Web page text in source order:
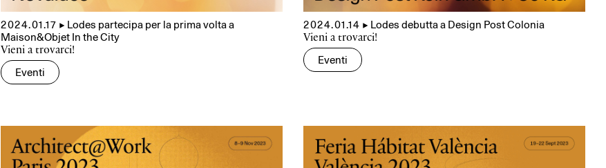
2024.01.17 ▲ Lodes partecipa per la prima volta a
Maison&Objet In the City
Vieni a trovarci!
Eventi
2024.01.14 ▲ Lodes debutta a Design Post Colonia
Vieni a trovarci!
Eventi